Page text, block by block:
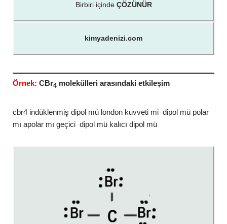
Birbiri içinde ÇÖZÜNÜR
kimyadenizi.com
Örnek: CBr4 molekülleri arasındaki etkileşim
cbr4 indüklenmiş dipol mü london kuvveti mi dipol mü polar
mı apolar mı geçici dipol mü kalıcı dipol mü